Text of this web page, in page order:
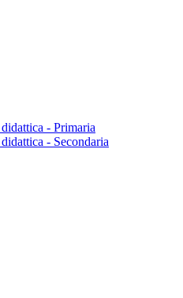
- Primaria
- Secondaria